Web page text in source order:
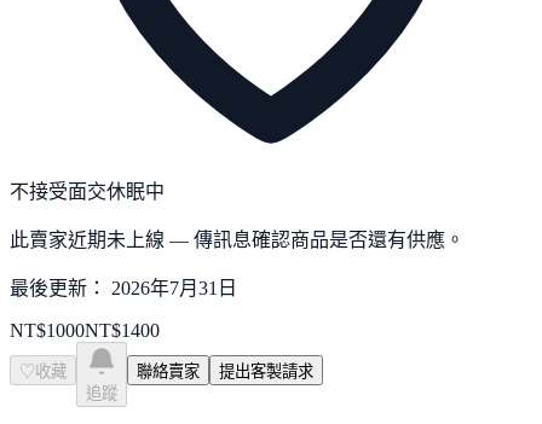
不接受面交休眠中
此賣家近期未上線 — 傳訊息確認商品是否還有供應。
最後更新： 2026年7月31日
NT$1000NT$1400
♡ 收藏
追蹤
聯絡賣家 提出客製請求